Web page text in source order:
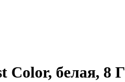
Color, белая, 8